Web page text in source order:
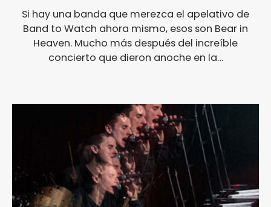
Si hay una banda que merezca el apelativo de
Band to Watch ahora mismo, esos son Bear in
Heaven. Mucho más después del increíble
concierto que dieron anoche en la…